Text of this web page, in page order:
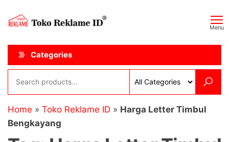
content
ID
Menu
Categories
Home » Toko Reklame ID » Harga Letter Timbul
Bengkayang